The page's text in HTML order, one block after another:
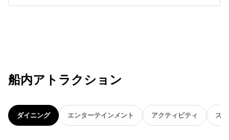
船内アトラクション
ダイニング エンターテインメント アクティビティ ス